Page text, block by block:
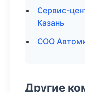
Сервис-
Казань
ООО
Другие